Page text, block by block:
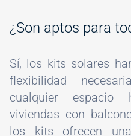
¿Son aptos para
Sí, los kits solares
flexibilidad
cualquier espacio
viviendas con
los kits ofrecen